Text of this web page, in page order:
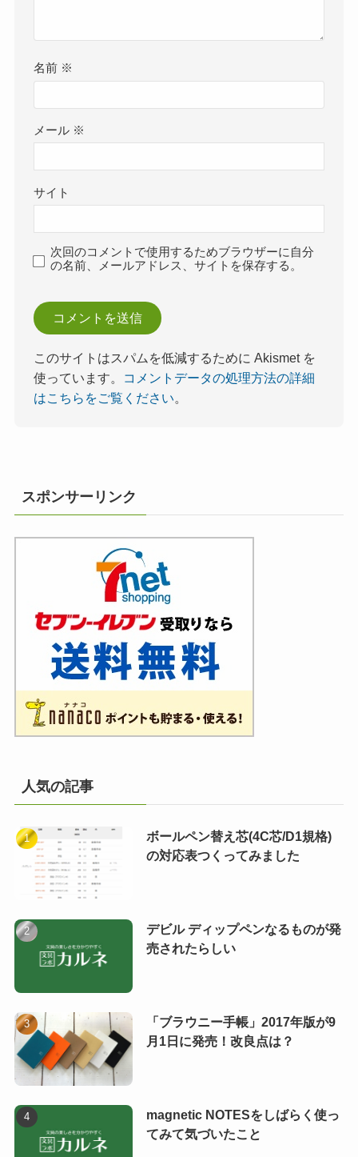
名前 ※
メール ※
サイト
次回のコメントで使用するためブラウザーに自分
の名前、メールアドレス、サイトを保存する。
このサイトはスパムを低減するために Akismet を
使っています。
コメントデータの処理方法の詳細
はこちらをご覧ください
スポンサーリンク
人気の記事
ボールペン替え芯(4C芯/D1規格)
の対応表つくってみました
デビル ディップペンなるものが発
売されたらしい
「ブラウニー手帳」2017年版が9
月1日に発売！改良点は？
magnetic NOTESをしばらく使っ
てみて気づいたこと